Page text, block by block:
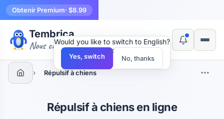
Obtenir Premium· $8.99
Tembrica
Nous créons des outils
› Répulsif à chiens
Répulsif à chiens en ligne
×
Would you like to switch to English?
Yes, switch No, thanks